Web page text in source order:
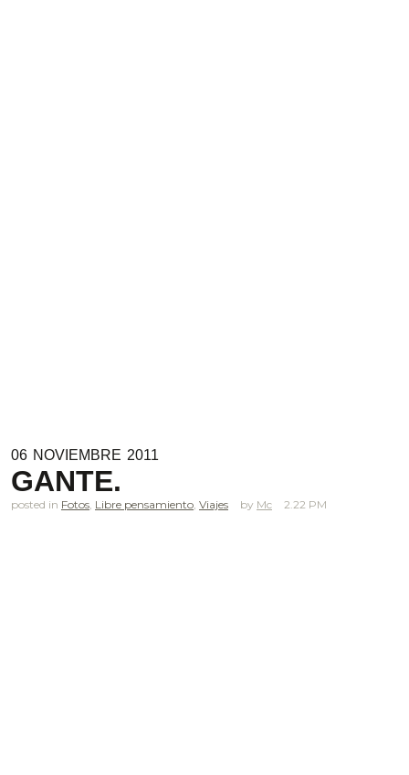
06 NOVIEMBRE 2011
GANTE.
posted in Fotos Libre pensamiento Viajes Mc 2.22 PM